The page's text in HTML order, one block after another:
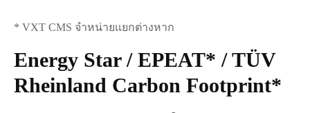
* VXT CMS จำหน่ายแยกต่างหาก
Energy Star / EPEAT* / TÜV
Rheinland Carbon Footprint*